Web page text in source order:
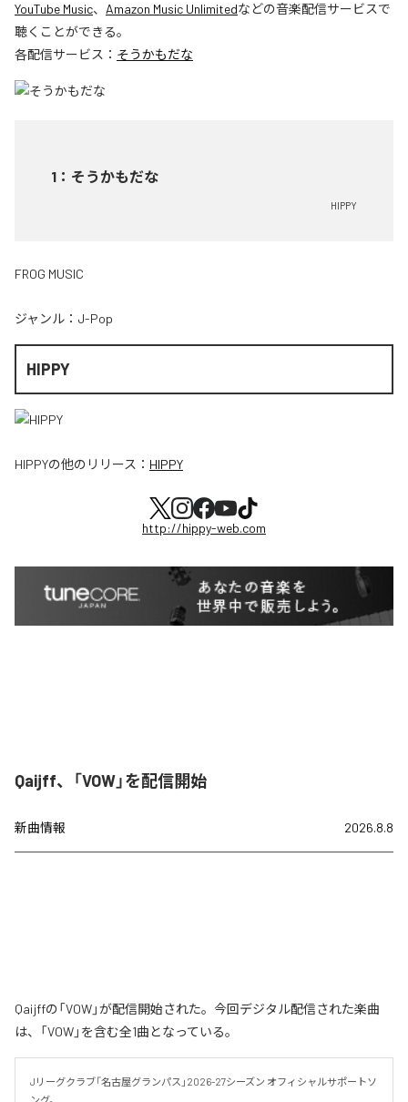
YouTube Music、 Amazon Music Unlimitedなどの音楽配信サービスで
聴くことができる。
各配信サービス： そうかもだな
1 ： そうかもだな
HIPPY
FROG MUSIC
ジャンル： J-Pop
HIPPY
HIPPYの他のリリース： HIPPY
http://hippy-web.com
Qaijff、「VOW」を配信開始
新曲情報 2026.8.8
Qaijffの「VOW」が配信開始された。今回デジタル配信された楽曲
は、「VOW」を含む全1曲となっている。
Jリーグクラブ「名古屋グランパス」2026-27シーズン オフィシャルサポートソ
ング。